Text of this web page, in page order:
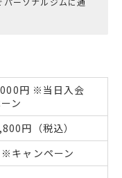
円 ※当日入会
ン
円（税込）
キャンペーン